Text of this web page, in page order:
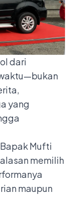
dari
yang
Mufti
memilih
maupun